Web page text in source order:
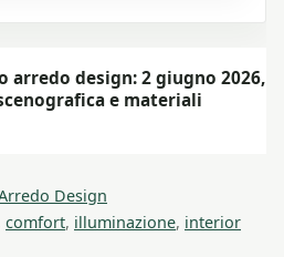
arredo design: 2 giugno 2026,
e materiali
Design
comfort, illuminazione, interior